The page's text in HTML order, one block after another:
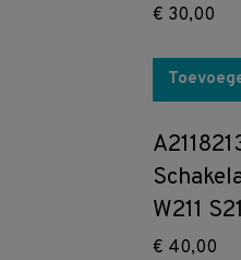
€ 30,00
W211
€ 40,00